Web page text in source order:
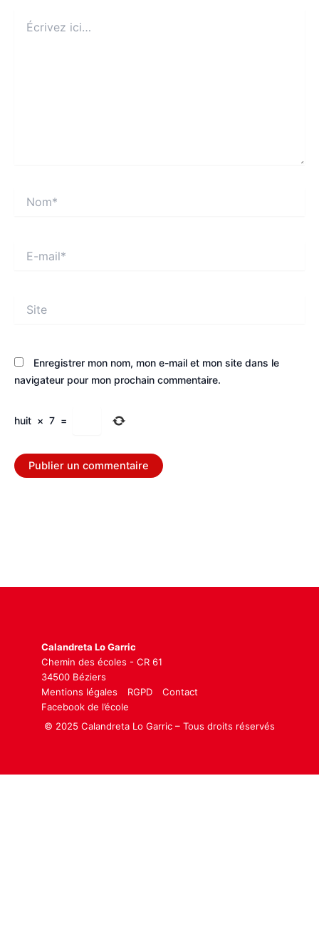
ici…
mail*
Enregistrer mon nom, mon e-mail et mon site dans le
navigateur pour mon prochain commentaire.
huit × 7 =
Calandreta Lo Garric
Chemin des écoles - CR 61
34500 Béziers
Mentions légales
RGPD
Contact
Facebook de l’école
© 2025 Calandreta Lo Garric – Tous droits réservés